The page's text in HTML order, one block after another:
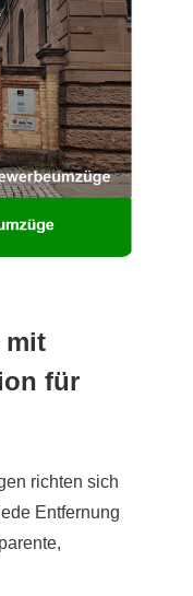
mit
für
richten sich
Entfernung